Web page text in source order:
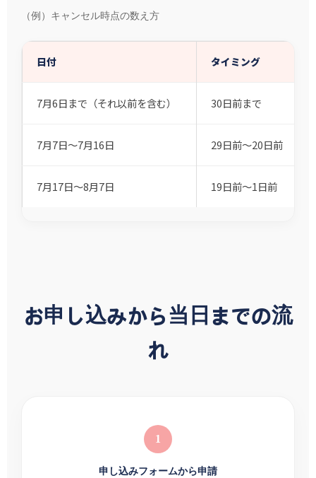
（例）キャンセル時点の数え方
日付 タイミング
7月6日まで（それ以前を含む） 30日前まで
7月7日～7月16日 29日前～20日前
7月17日～8月7日 19日前～1日前
お申し込みから当日までの流
れ
1
申し込みフォームから申請